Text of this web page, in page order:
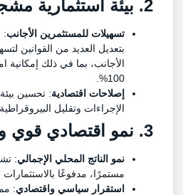
2. بيئة استثمارية مشجعة
تسهيلات للمستثمرين الأجانب:
بتعديل العديد من القوانين
الأجانب، بما في ذلك إمكانية
100%.
إصلاحات اقتصادية: تحسين بيئة
الإجراءات وتقليل البيروقراطية.
3. نمو اقتصادي قوي ومستدام
نمو الناتج المحلي الإجمالي:
مستمرًا، مدفوعًا بالاستثمارات
استقرار سياسي واقتصادي: مما